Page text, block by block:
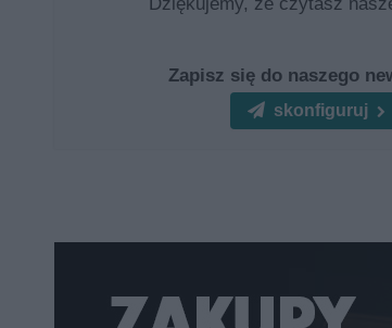
Zapisz się do naszego
skonfiguruj